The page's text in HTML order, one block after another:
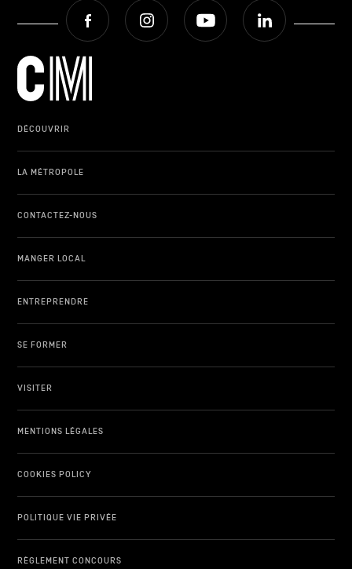
Facebook Instagram Youtube
DÉCOUVRIR
LA MÉTROPOLE
CONTACTEZ-NOUS
MANGER LOCAL
ENTREPRENDRE
SE FORMER
VISITER
MENTIONS LÉGALES
COOKIES POLICY
POLITIQUE VIE PRIVÉE
RÈGLEMENT CONCOURS